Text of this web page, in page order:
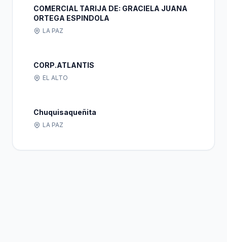
COMERCIAL TARIJA DE: GRACIELA JUANA
ORTEGA ESPINDOLA
LA PAZ
CORP.ATLANTIS
EL ALTO
Chuquisaqueñita
LA PAZ